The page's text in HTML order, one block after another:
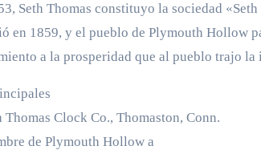
Seth Thomas constituyo la sociedad
en 1859, y el pueblo de Plymouth Hollow
a la prosperidad que al pueblo trajo
Thomas Clock Co., Thomaston, Conn.
de Plymouth Hollow a